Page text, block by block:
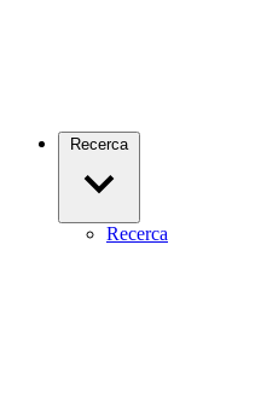
Recerca
Recerca